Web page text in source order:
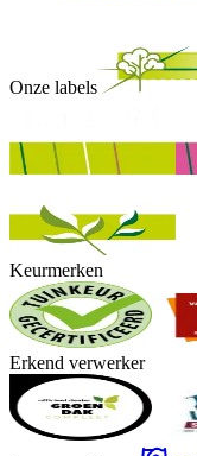
Onze labels
Keurmerken
Erkend verwerker